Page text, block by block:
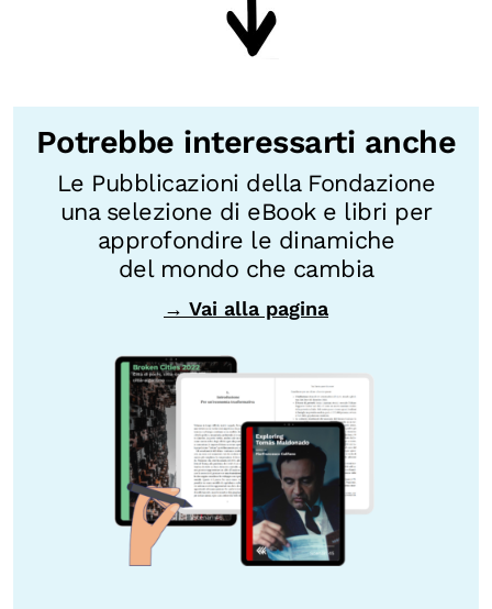
Potrebbe interessarti anche
Le Pubblicazioni della Fondazione
una selezione di eBook e libri per
approfondire le dinamiche
del mondo che cambia
→ Vai alla pagina